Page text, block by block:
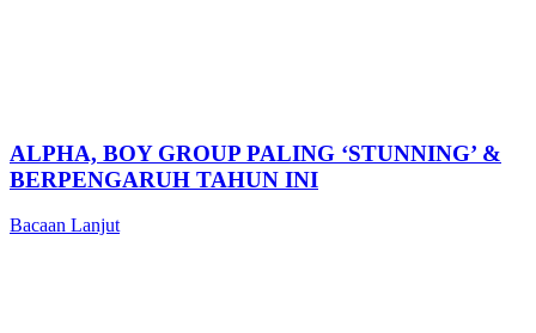
ALPHA, BOY GROUP PALING ‘STUNNING’ &
BERPENGARUH TAHUN INI
Bacaan Lanjut